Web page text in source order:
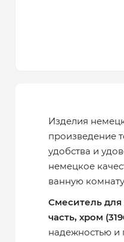
Изделия
произведение
удобства и
немецкое
ванную
Смеситель для
часть, хром
надежностью и